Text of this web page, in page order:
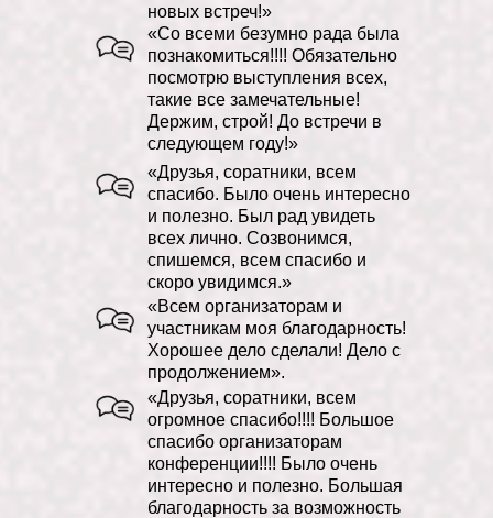
Бояков Эдуард
Владиславович
новых встреч!»
«Со всеми безумно рада была
познакомиться!!!! Обязательно
посмотрю выступления всех,
такие все замечательные!
Держим, строй! До встречи в
следующем году!»
«Друзья, соратники, всем
спасибо. Было очень интересно
и полезно. Был рад увидеть
всех лично. Созвонимся,
спишемся, всем спасибо и
скоро увидимся.»
«Всем организаторам и
участникам моя благодарность!
Хорошее дело сделали! Дело с
продолжением».
«Друзья, соратники, всем
огромное спасибо!!!! Большое
спасибо организаторам
конференции!!!! Было очень
интересно и полезно. Большая
благодарность за возможность